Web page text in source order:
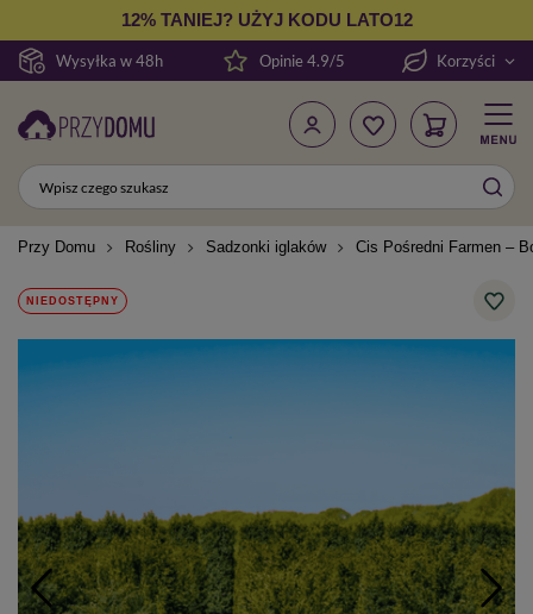
Wysyłka w 48h
12% TANIEJ? UŻYJ KODU LATO12
Opinie 4.9/5 Korzyści
Przy Domu Rośliny Sadzonki iglaków Cis Pośredni Farmen –
NIEDOSTĘPNY